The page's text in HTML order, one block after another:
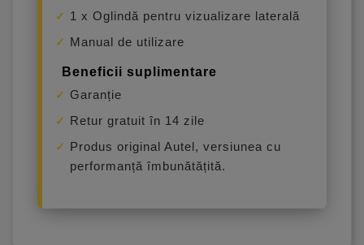
1 x Oglindă pentru vizualizare laterală
Manual de utilizare
Beneficii suplimentare
Garanție
Retur gratuit în 14 zile
Produs original Autel, versiunea cu
performanță îmbunătățită.